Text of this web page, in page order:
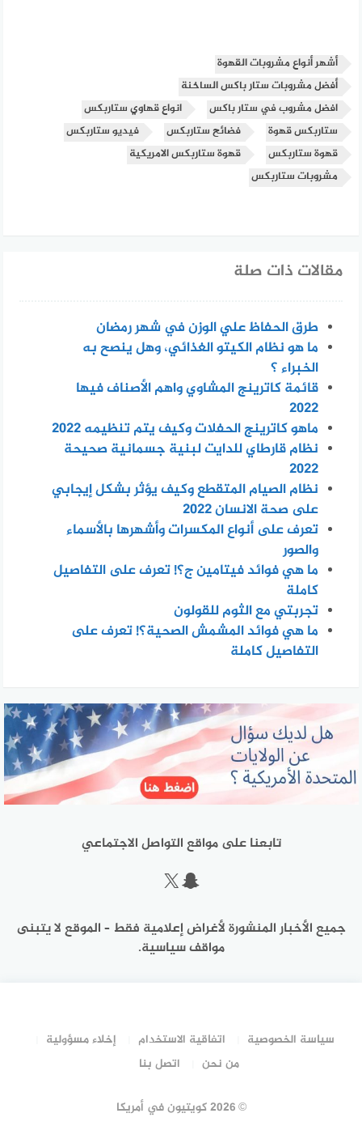
أشهر أنواع مشروبات القهوة
أفضل مشروبات ستار باکس الساخنة
افضل مشروب في ستار باکس
انواع قهاوي ستاربكس
ستاربكس قهوة
فضائح ستاربكس
فيديو ستاربكس
قهوة ستاربكس
قهوة ستاربكس الامريكية
مشروبات ستاربكس
مقالات ذات صلة
طرق الحفاظ علي الوزن في شهر رمضان
ما هو نظام الكيتو الغذائي، وهل ينصح به
الخبراء ؟
قائمة كاترينج المشاوي واهم الأصناف فيها
2022
ماهو كاترينج الحفلات وكيف يتم تنظيمه 2022
نظام قارطاي للدايت لبنية جسمانية صحيحة
2022
نظام الصيام المتقطع وكيف يؤثر بشكل إيجابي
على صحة الانسان 2022
تعرف على أنواع المكسرات وأشهرها بالأسماء
والصور
ما هي فوائد فيتامين ج؟! تعرف على التفاصيل
كاملة
تجربتي مع الثوم للقولون
ما هي فوائد المشمش الصحية؟! تعرف على
التفاصيل كاملة
تابعنا على مواقع التواصل الاجتماعي
سناب شات
إكس
جميع الأخبار المنشورة لأغراض إعلامية فقط – الموقع لا يتبنى
مواقف سياسية.
سياسة الخصوصية اتفاقية الاستخدام
إخلاء مسؤولية
من نحن
اتصل بنا
©2026 كويتيون في أمريكا